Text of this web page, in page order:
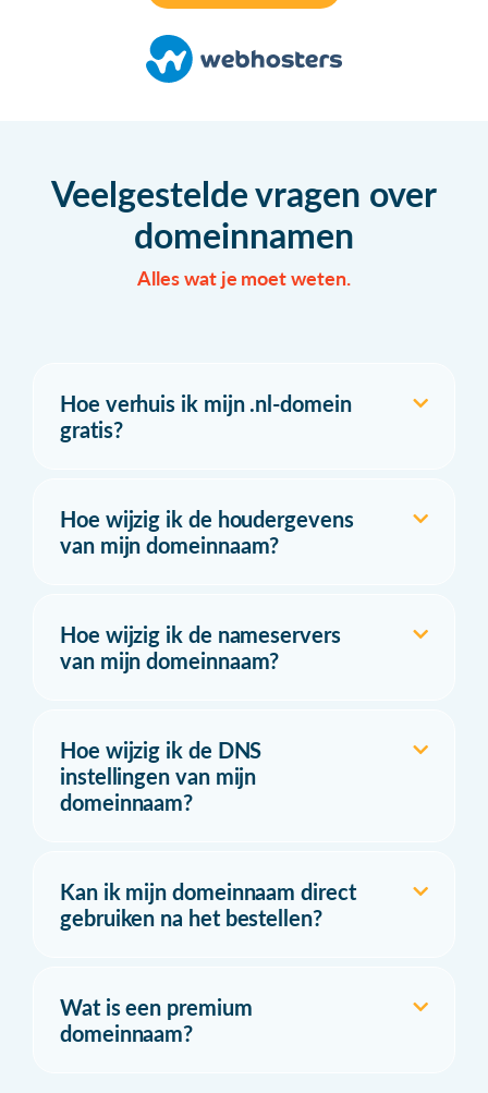
Veelgestelde vragen over
domeinnamen
Alles wat je moet weten.
Hoe verhuis ik mijn .nl-domein
gratis?
Hoe wijzig ik de houdergevens
van mijn domeinnaam?
Hoe wijzig ik de nameservers
van mijn domeinnaam?
Hoe wijzig ik de DNS
instellingen van mijn
domeinnaam?
Kan ik mijn domeinnaam direct
gebruiken na het bestellen?
Wat is een premium
domeinnaam?